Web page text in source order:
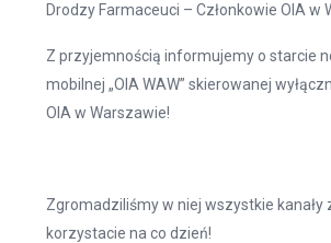
Drodzy Farmaceuci – Członkowie OIA w
Z przyjemnością informujemy o starcie
mobilnej „OIA WAW” skierowanej
OIA w Warszawie!
Zgromadziliśmy w niej wszystkie kanały
korzystacie na co dzień!